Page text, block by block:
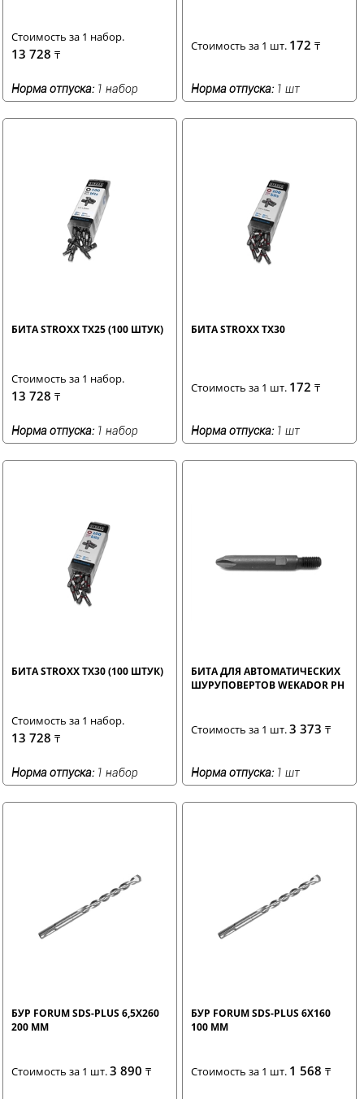
Стоимость за 1 набор.
13 728 ₸
Норма отпуска: 1 набор
Стоимость за 1 шт. 172₸
Норма отпуска: 1 шт
БИТА STROXX TX25 (100 ШТУК)
Стоимость за 1 набор.
13 728 ₸
Норма отпуска: 1 набор
БИТА STROXX TX30
Стоимость за 1 шт. 172₸
Норма отпуска: 1 шт
БИТА STROXX TX30 (100 ШТУК)
Стоимость за 1 набор.
13 728 ₸
Норма отпуска: 1 набор
БИТА ДЛЯ АВТОМАТИЧЕСКИХ
ШУРУПОВЕРТОВ WEKADOR PH
Стоимость за 1 шт.3 373₸
Норма отпуска: 1 шт
БУР FORUM SDS-PLUS 6,5X260
200 ММ
Стоимость за 1 шт.3 890 ₸
БУР FORUM SDS-PLUS 6X160
100 ММ
Стоимость за 1 шт. 1 568₸